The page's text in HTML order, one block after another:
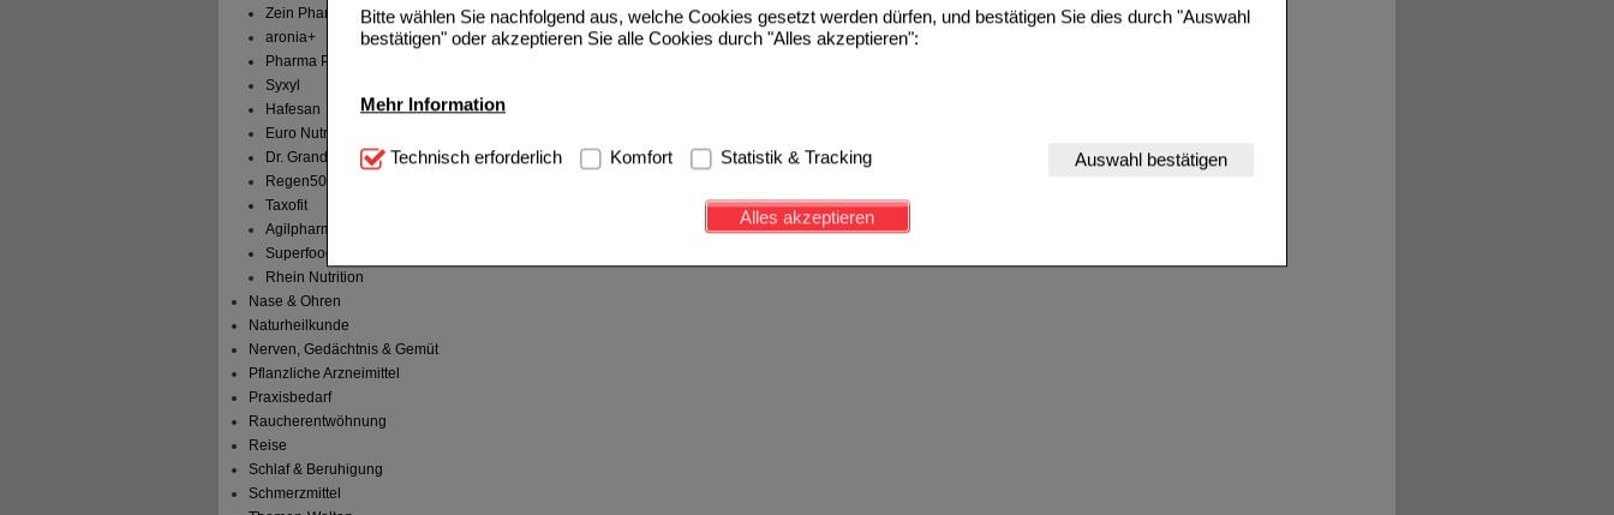
Bitte wählen Sie nachfolgend aus, welche Cookies gesetzt werden dürfen, und bestätigen Sie dies durch "Auswahl
bestätigen" oder akzeptieren Sie alle Cookies durch "Alles akzeptieren":
Mehr Information
Technisch Notwendig: Hierbei handelt es sich um Cookies, die für die Grundfunktionen unserer Website
notwendig sind (z.B. Navigation, Warenkorb, Kundenkonto), weshalb auf diese nicht verzichtet werden kann.
Diese Cookies werden genutzt um das Einkaufserlebnis noch ansprechender zu gestalten,
beispielsweise für die Wiedererkennung des Besuchers oder unsere Seite an bevorzugte Verhaltensweisen (z.B.
Inhalte anzuzeigen und unser Partnerprogramm zu betreiben.
sammeln, mit deren Hilfe wir unsere Website weiter für Sie optimieren können, den Inhalt auf unserer Website aber
auch die Werbung auf Drittseiten möglichst relevant für Sie zu gestalten. Bitte beachten Sie, dass Daten hierfür
Technisch erforderlich Komfort Statistik & Tracking Auswahl bestätigen
Alles akzeptieren
Zein Pharma
aronia+
Pharma Peter
Syxyl
Hafesan
Euro Nutrador B.V.
Dr. Grandel
Regen50
Taxofit
Agilpharma
Superfoods
Rhein Nutrition
Nase & Ohren
Naturheilkunde
Nerven, Gedächtnis & Gemüt
Pflanzliche Arzneimittel
Praxisbedarf
Raucherentwöhnung
Reise
Schlaf & Beruhigung
Schmerzmittel